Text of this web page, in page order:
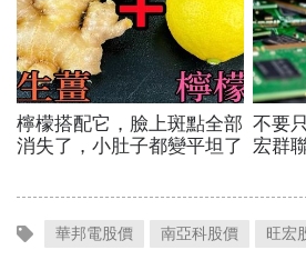
華邦電股價 南亞科股價 旺宏